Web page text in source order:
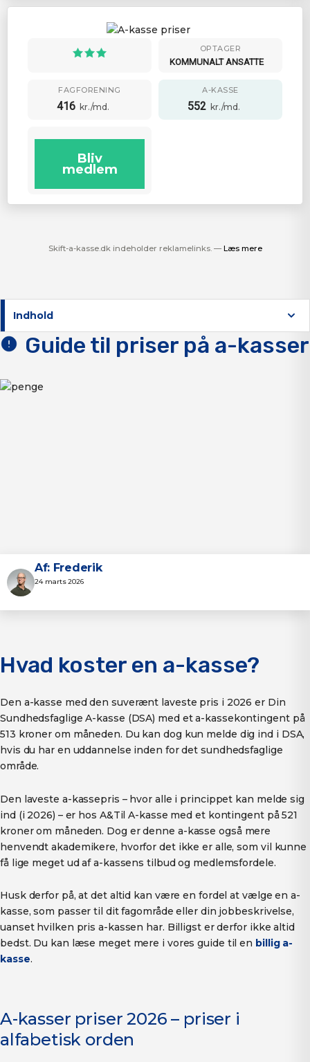
OPTAGER
KOMMUNALT ANSATTE
FAGFORENING
416 kr./md.
A-KASSE
552 kr./md.
Bliv
medlem
Skift-a-kasse.dk indeholder reklamelinks. — Læs mere
Guide til priser på a-kasser
Af: Frederik
24 marts 2026
Hvad koster en a-kasse?
Den a-kasse med den suverænt laveste pris i 2026 er Din
Sundhedsfaglige A-kasse (DSA) med et a-kassekontingent på
513 kroner om måneden. Du kan dog kun melde dig ind i DSA,
hvis du har en uddannelse inden for det sundhedsfaglige
område.
Den laveste a-kassepris – hvor alle i princippet kan melde sig
ind (i 2026) – er hos A&Til A-kasse med et kontingent på 521
kroner om måneden. Dog er denne a-kasse også mere
henvendt akademikere, hvorfor det ikke er alle, som vil kunne
få lige meget ud af a-kassens tilbud og medlemsfordele.
Husk derfor på, at det altid kan være en fordel at vælge en a-
kasse, som passer til dit fagområde eller din jobbeskrivelse,
uanset hvilken pris a-kassen har. Billigst er derfor ikke altid
bedst. Du kan læse meget mere i vores guide til en billig a-
kasse.
A-kasser priser 2026 – priser i
alfabetisk orden
Indhold